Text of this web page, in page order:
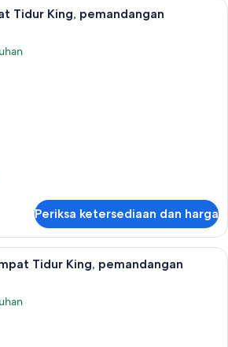
Minibar, brankas, meja kerja, dan
Tidur King, pemandangan
Periksa ketersediaan dan harga
Minibar, brankas, meja kerja, dan
Tidur King, pemandangan